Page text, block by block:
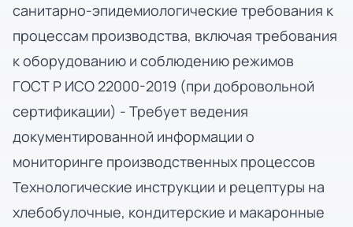
санитарно-эпидемиологические требования к
процессам производства, включая требования
к оборудованию и соблюдению режимов
ГОСТ Р ИСО 22000-2019 (при добровольной
сертификации) - Требует ведения
документированной информации о
мониторинге производственных процессов
Технологические инструкции и рецептуры на
хлебобулочные, кондитерские и макаронные